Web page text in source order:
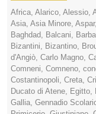
Africa, Alarico, Alessio,
Asia, Asia Minore, Aspar,
Baghdad, Balcani,
Bizantini, Bizantino,
d'Angiò, Carlo Magno,
Comneni, Comneno,
Costantinopoli, Creta,
Ducato di Atene, Egitto,
Gallia, Gennadio